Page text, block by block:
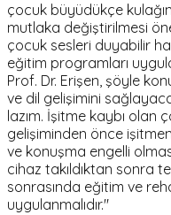
çocuk büyüdükçe
mutlaka değiştirilmesi
çocuk sesleri duyabilir
eğitim programları
Prof. Dr. Erişen, şöyle
ve dil gelişimini
lazım. İşitme kaybı
gelişiminden önce
ve konuşma engelli
cihaz takıldıktan sonra
sonrasında eğitim ve
uygulanmalıdır."